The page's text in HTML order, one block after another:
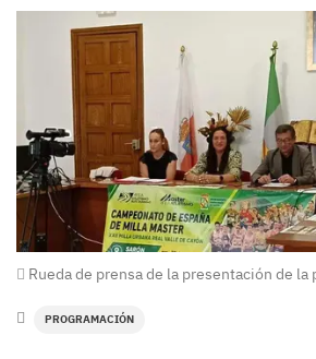
Rueda de prensa de la presentación de la
PROGRAMACIÓN